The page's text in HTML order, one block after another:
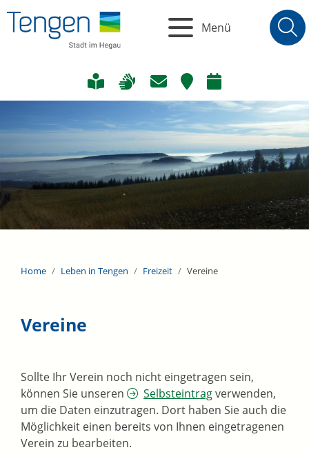
Menü
Home Leben in Tengen Freizeit Vereine
Vereine
Sollte Ihr Verein noch nicht eingetragen sein,
können Sie unseren
Selbsteintragverwenden,
um die Daten einzutragen. Dort haben Sie auch die
Möglichkeit einen bereits von Ihnen eingetragenen
Verein zu bearbeiten.